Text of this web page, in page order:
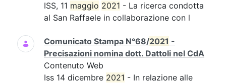
ISS, 11 maggio 2021 - La ricerca condotta
al San Raffaele in collaborazione con l
Comunicato Stampa N°68/2021 -
Precisazioni nomina dott. Dattoli nel CdA
Contenuto Web
Iss 14 dicembre 2021 - In relazione alle